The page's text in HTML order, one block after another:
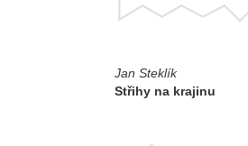
Jan Steklík
Střihy na krajinu